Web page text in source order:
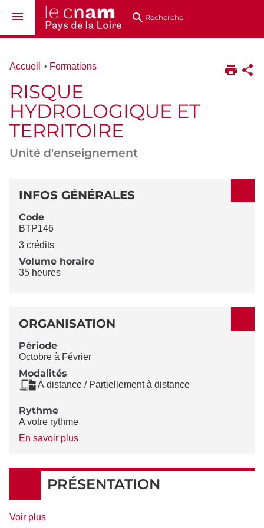
au
directsRecherche
Vous
ici :
Accueil Formations
RISQUE
HYDROLOGIQUE ET
TERRITOIRE
Unité d'enseignement
DÉTAILS
INFOS GÉNÉRALES
Code
BTP146
3 crédits
Volume horaire
35 heures
ORGANISATION
Période
Octobre à Février
Modalités
À distance / Partiellement à distance
Rythme
A votre rythme
En savoir plusà
Rythme
PRÉSENTATION
Voir plusde